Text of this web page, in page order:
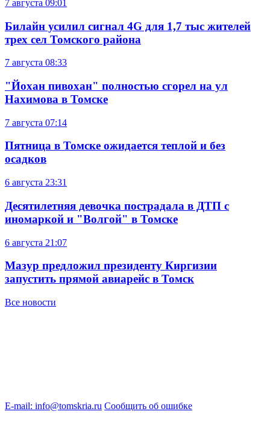
7 августа 09:01
Билайн усилил сигнал 4G для 1,7 тыс жителей
трех сел Томского района
7 августа 08:33
"Йохан пивохан" полностью сгорел на ул
Нахимова в Томске
7 августа 07:14
Пятница в Томске ожидается теплой и без
осадков
6 августа 23:31
Десятилетняя девочка пострадала в ДТП с
иномаркой и "Волгой" в Томске
6 августа 21:07
Мазур предложил президенту Киргизии
запустить прямой авиарейс в Томск
Все новости
E-mail: info@tomskria.ru Сообщить об ошибке